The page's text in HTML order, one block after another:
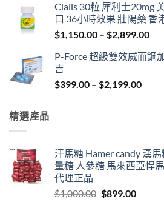
was:
$1,000.00.
is:
Cialis 30粒 犀利士20mg
口 36小時效果 壯陽藥 香
$1,150.00 – $2,899.00Price
P-Force 超級雙效威而鋼
吉
$399.00 – $2,199.00Price
精選產品
汗馬糖 Hamer candy 漢
量糖 人參糖 馬來西亞悍
代理正品
$1,000.00 Original
$899.00Current